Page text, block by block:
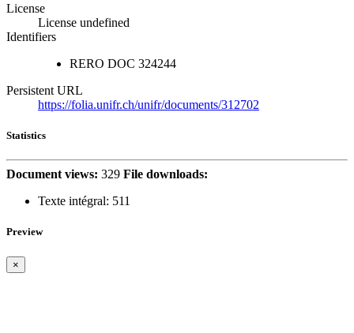
License
License undefined
Identifiers
RERO DOC 324244
Persistent URL
https://folia.unifr.ch/unifr/documents/312702
Statistics
Document views: 329 File downloads:
Texte intégral: 511
Preview
×